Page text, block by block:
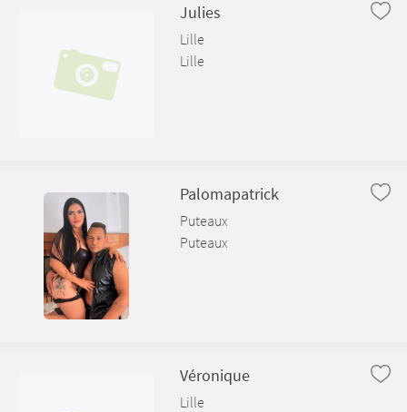
Julies
Lille
Lille
Palomapatrick
Puteaux
Puteaux
Véronique
Lille